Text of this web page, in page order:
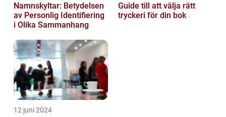
Namnskyltar: Betydelsen
av Personlig Identifiering
i Olika Sammanhang
Guide till att välja rätt
tryckeri för din bok
12 juni 2024